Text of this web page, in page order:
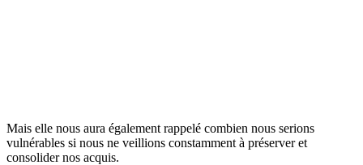
Mais elle nous aura également rappelé combien nous serions
vulnérables si nous ne veillions constamment à préserver et
consolider nos acquis.